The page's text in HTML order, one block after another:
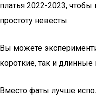
платья 2022-2023, чтобы
простоту невесты.
Вы можете
короткие, так и длинные
Вместо фаты лучше